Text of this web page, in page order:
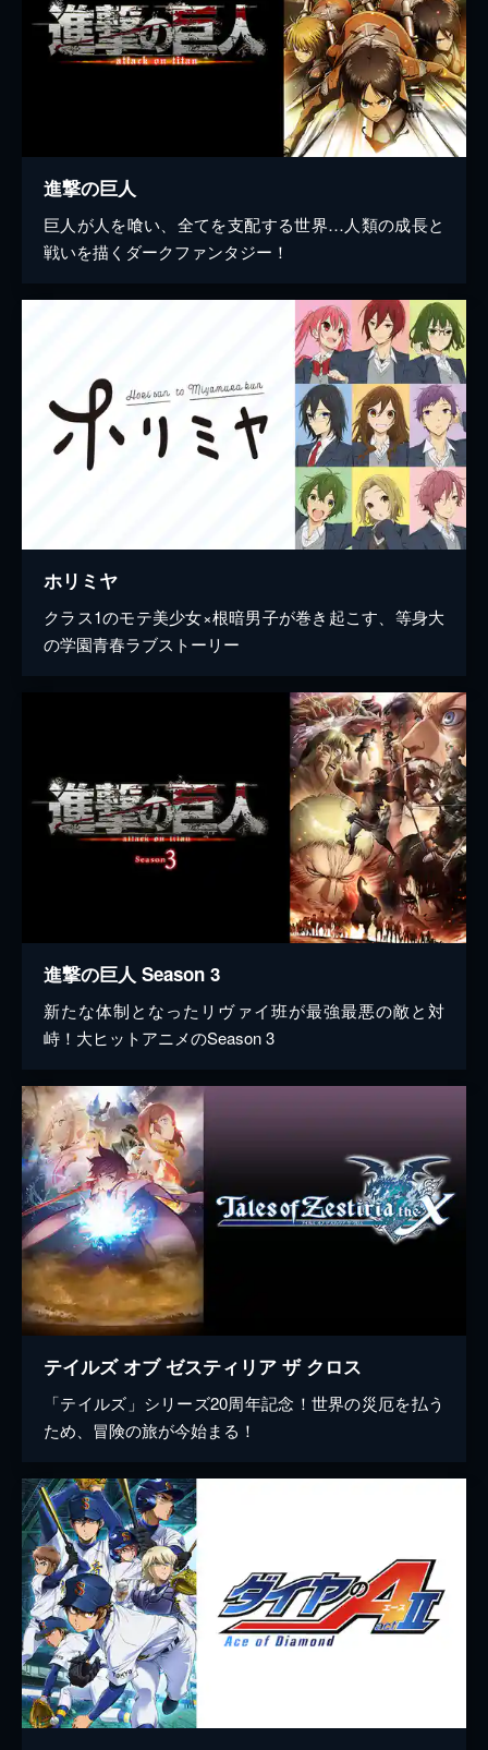
進撃の巨人
巨人が人を喰い、全てを支配する世界…人類の成長と
戦いを描くダークファンタジー！
ホリミヤ
クラス1のモテ美少女×根暗男子が巻き起こす、等身大
の学園青春ラブストーリー
進撃の巨人 Season 3
新たな体制となったリヴァイ班が最強最悪の敵と対
峙！大ヒットアニメのSeason 3
テイルズ オブ ゼスティリア ザ クロス
「テイルズ」シリーズ20周年記念！世界の災厄を払う
ため、冒険の旅が今始まる！